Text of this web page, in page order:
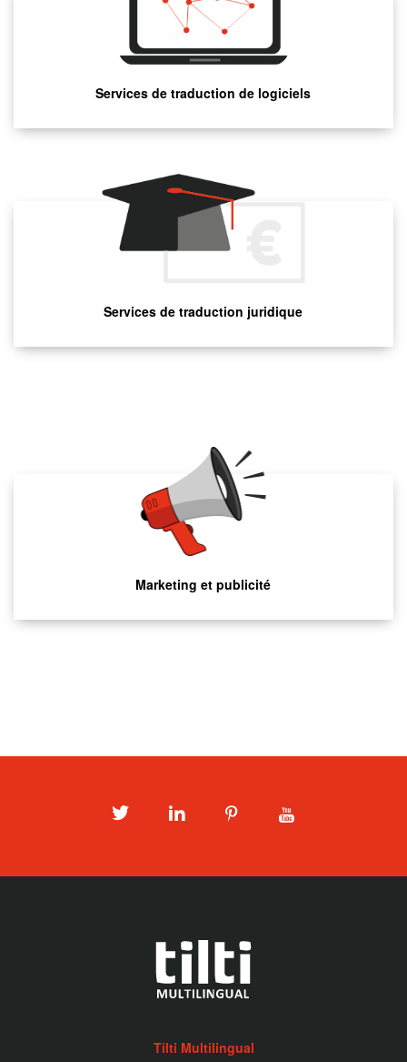
Services de traduction de logiciels
Services de traduction juridique
Marketing et publicité
TwitterLinkedInPinterest
Tilti Multilingual